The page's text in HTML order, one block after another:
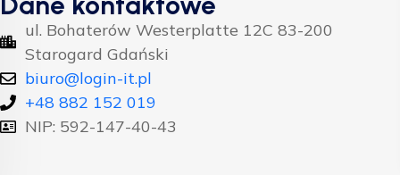
ul. Bohaterów Westerplatte 12C 83-200
Starogard Gdański
biuro@login-it.pl
+48 882 152 019
NIP: 592-147-40-43